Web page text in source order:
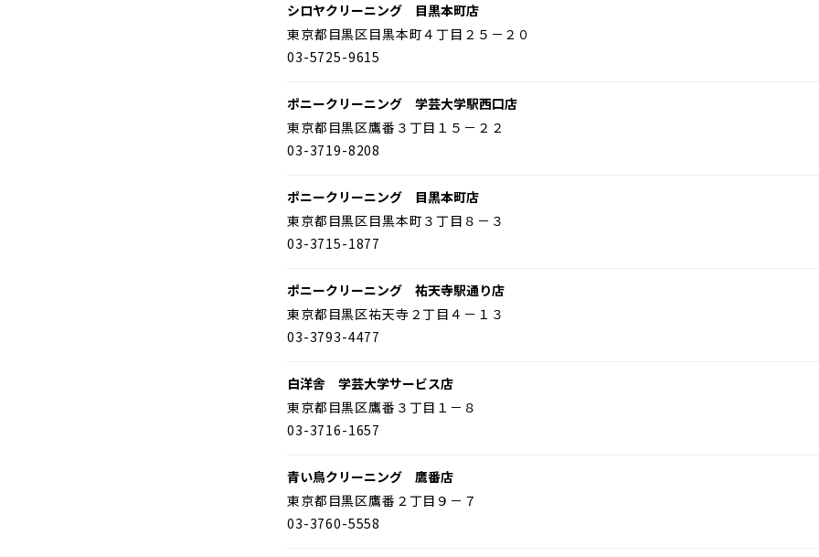
シロヤクリーニング 目黒本町店
東京都目黒区目黒本町４丁目２５－２０
03-5725-9615
ポニークリーニング 学芸大学駅西口店
東京都目黒区鷹番３丁目１５－２２
03-3719-8208
ポニークリーニング 目黒本町店
東京都目黒区目黒本町３丁目８－３
03-3715-1877
ポニークリーニング 祐天寺駅通り店
東京都目黒区祐天寺２丁目４－１３
03-3793-4477
白洋舎 学芸大学サービス店
東京都目黒区鷹番３丁目１－８
03-3716-1657
青い鳥クリーニング 鷹番店
東京都目黒区鷹番２丁目９－７
03-3760-5558